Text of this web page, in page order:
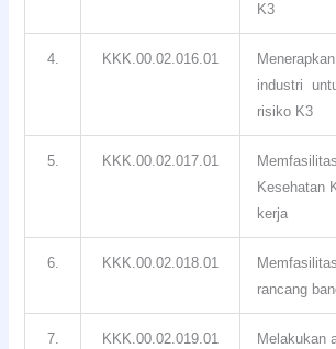
K3
4. KKK.00.02.016.01
industri
risiko K3
5. KKK.00.02.017.01
Kesehatan
kerja
6. KKK.00.02.018.01
rancang
7. KKK.00.02.019.01 Melakukan